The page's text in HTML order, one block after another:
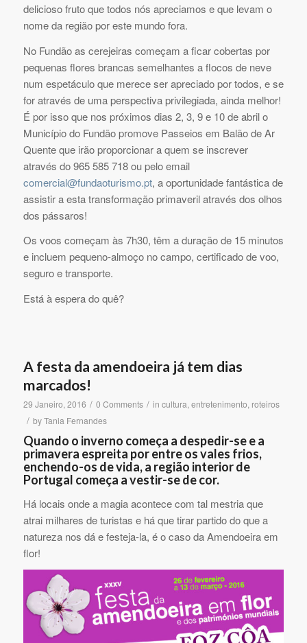
delicioso fruto que todos nós apreciamos e que levam o
nome da região por este mundo fora.
No Fundão as cerejeiras começam a ficar cobertas por
pequenas flores brancas semelhantes a flocos de neve
num espetáculo que merece ser apreciado por todos, e se
for através de uma perspectiva privilegiada, ainda melhor!
É por isso que nos próximos dias 2, 3, 9 e 10 de abril o
Município do Fundão promove Passeios em Balão de Ar
Quente que irão proporcionar a quem se inscrever
através do 965 585 718 ou pelo email
comercial@fundaoturismo.pt, a oportunidade fantástica de
assistir a esta transformação primaveril através dos olhos
dos pássaros!
Os voos começam às 7h30, têm a duração de 15 minutos
e incluem pequeno-almoço no campo, certificado de voo,
seguro e transporte.
Está à espera do quê?
A festa da amendoeira já tem dias
marcados!
29 Janeiro, 2016 / 0 Comments / in cultura, entretenimento, roteiros
/ byTania Fernandes
Quando o inverno começa a despedir-se e a
primavera espreita por entre os vales frios,
enchendo-os de vida, a região interior de
Portugal começa a vestir-se de cor.
Há locais onde a magia acontece com tal mestria que
atrai milhares de turistas e há que tirar partido do que a
natureza nos dá e festeja-la, é o caso da Amendoeira em
flor!